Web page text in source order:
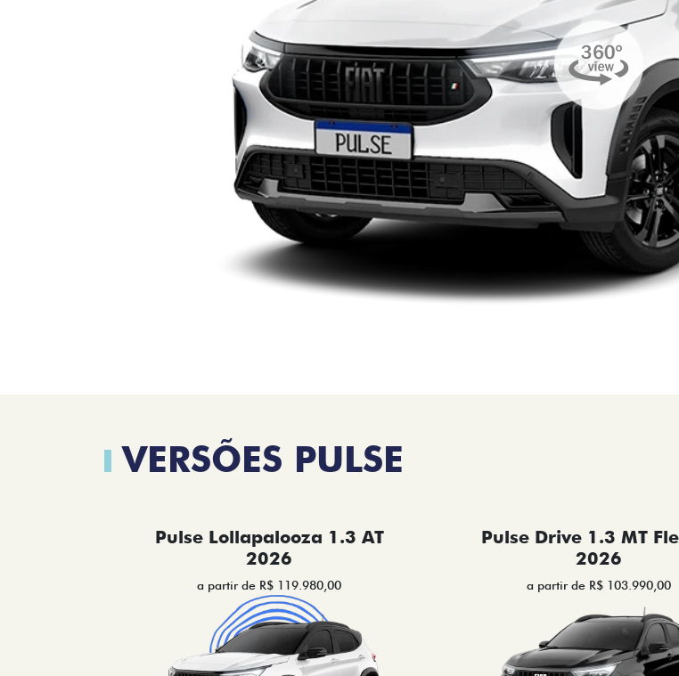
VERSÕES PULSE
Pulse Lollapalooza 1.3 AT
2026
a partir de R$ 119.980,00
Pulse Drive 1.3 MT
2026
a partir de R$ 103.990,00